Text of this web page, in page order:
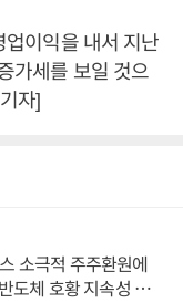
이익을 내서 지난
가세를 보일 것으
자]
소극적 주주환원에
도체 호황 지속성 의